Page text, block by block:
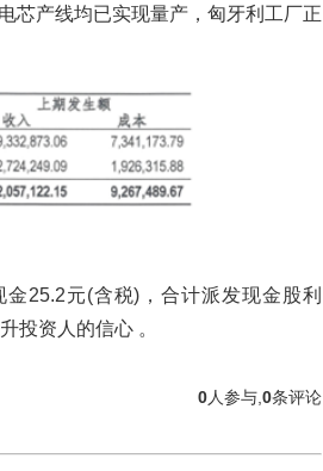
芯产线均已实现量产，匈牙利工厂正
25.2元(含税)，合计派发现金股利
投资人的信心 。
0条评论
0人参与,